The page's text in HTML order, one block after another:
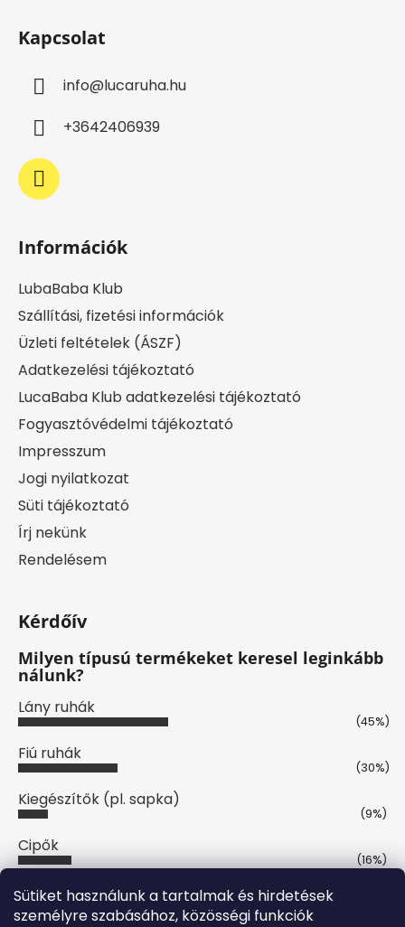
Sütiket használunk a tartalmak és hirdetések
személyre szabásához, közösségi funkciók
Kapcsolat
info@lucaruha.hu
+3642406939
Információk
LubaBaba Klub
Szállítási, fizetési információk
Üzleti feltételek (ÁSZF)
Adatkezelési tájékoztató
LucaBaba Klub adatkezelési tájékoztató
Fogyasztóvédelmi tájékoztató
Impresszum
Jogi nyilatkozat
Süti tájékoztató
Írj nekünk
Rendelésem
Kérdőív
Milyen típusú termékeket keresel leginkább
nálunk?
Lány ruhák
(45%)
Fiú ruhák
(30%)
Kiegészítők (pl. sapka)
(9%)
Cipők
(16%)
Szavazatok száma:44